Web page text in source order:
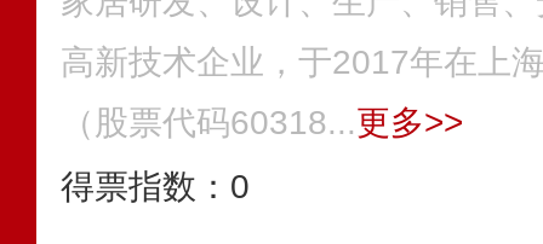
高新技术企业，于2017年在上
（股票代码60318...更多>>
得票指数： 0